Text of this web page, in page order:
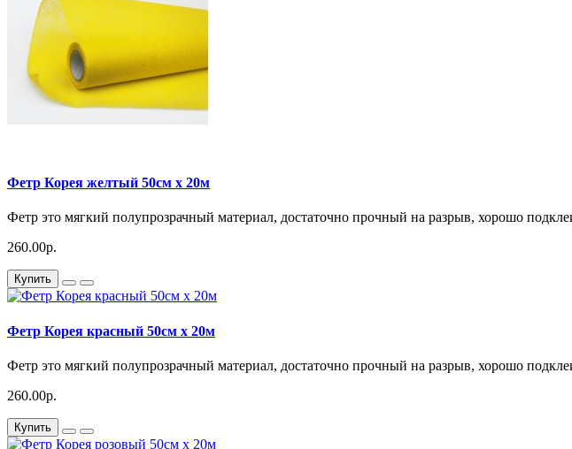
Фетр Корея желтый 50см x 20м
Фетр это мягкий полупрозрачный материал, достаточно прочный на разрыв, хорошо
260.00р.
Купить
Фетр Корея красный 50см x 20м
Фетр это мягкий полупрозрачный материал, достаточно прочный на разрыв, хорошо
260.00р.
Купить